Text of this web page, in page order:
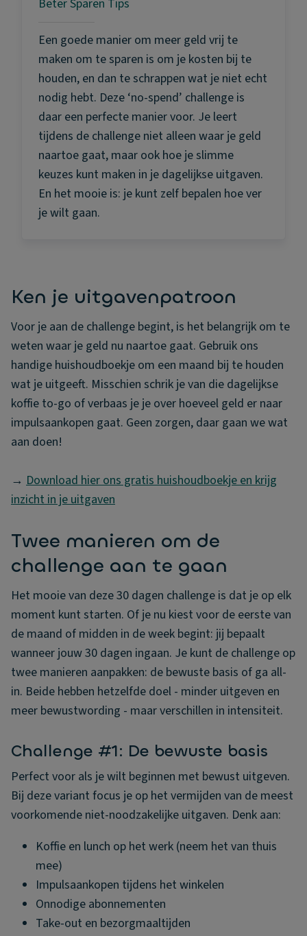
Beter Sparen Tips
Een goede manier om meer geld vrij te
maken om te sparen is om je kosten bij te
houden, en dan te schrappen wat je niet echt
nodig hebt. Deze ‘no-spend’ challenge is
daar een perfecte manier voor. Je leert
tijdens de challenge niet alleen waar je geld
naartoe gaat, maar ook hoe je slimme
keuzes kunt maken in je dagelijkse uitgaven.
En het mooie is: je kunt zelf bepalen hoe ver
je wilt gaan.
Ken je uitgavenpatroon
Voor je aan de challenge begint, is het belangrijk om te
weten waar je geld nu naartoe gaat. Gebruik ons
handige huishoudboekje om een maand bij te houden
wat je uitgeeft. Misschien schrik je van die dagelijkse
koffie to-go of verbaas je je over hoeveel geld er naar
impulsaankopen gaat. Geen zorgen, daar gaan we wat
aan doen!
→ Download hier ons gratis huishoudboekje en krijg
inzicht in je uitgaven
Twee manieren om de
challenge aan te gaan
Het mooie van deze 30 dagen challenge is dat je op elk
moment kunt starten. Of je nu kiest voor de eerste van
de maand of midden in de week begint: jij bepaalt
wanneer jouw 30 dagen ingaan. Je kunt de challenge op
twee manieren aanpakken: de bewuste basis of ga all-
in. Beide hebben hetzelfde doel - minder uitgeven en
meer bewustwording - maar verschillen in intensiteit.
Challenge #1: De bewuste basis
Perfect voor als je wilt beginnen met bewust uitgeven.
Bij deze variant focus je op het vermijden van de meest
voorkomende niet-noodzakelijke uitgaven. Denk aan:
Koffie en lunch op het werk (neem het van thuis
mee)
Impulsaankopen tijdens het winkelen
Onnodige abonnementen
Take-out en bezorgmaaltijden